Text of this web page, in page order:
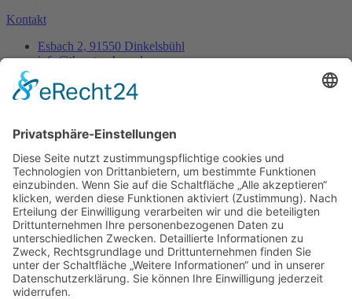
Kontakt
Esbach 2, 91550 Dinkelsbühl
info@thorsten-hess.de
Unternehmen
Impressum
Datenschutz
Dienstleistungen
Kontakt
Es ist nie zu spät, sein eigener Phönix zu sein, aus der
Asche aufzusteigen um endlich wirklich zu leben.
- Thorsten Hess
Copyright © 2023 All rights reserved. Present by Thorsten Hess
Auf die Warteliste